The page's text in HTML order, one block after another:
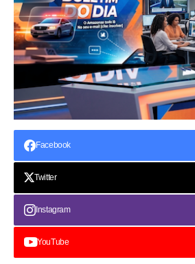
Facebook
Twitter
Instagram
YouTube